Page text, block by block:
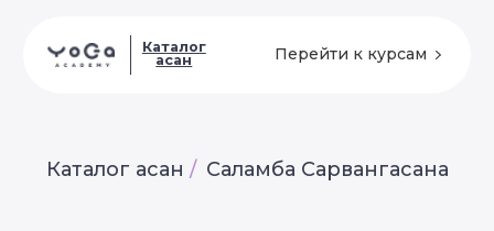
Каталог
Каталог асан / Саламба Сарвангасана